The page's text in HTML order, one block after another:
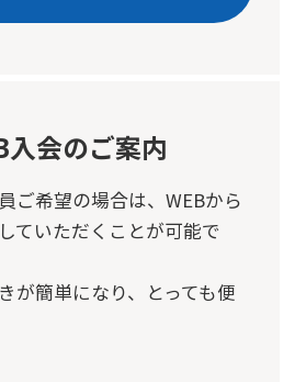
入会のご案内
ご希望の場合は、 WEBから
ていただくことが可能で
が簡単になり、とっても便